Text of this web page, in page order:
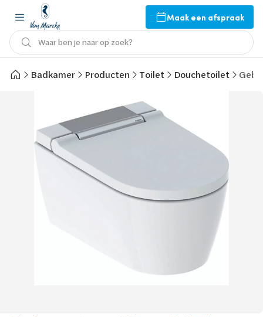
Maak een afspraak
Waar ben je naar op zoek?
Badkamer Producten Toilet Douchetoilet